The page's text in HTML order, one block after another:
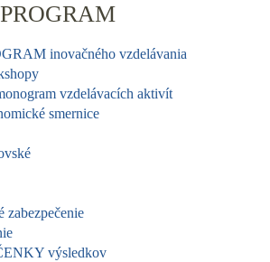
PROGRAM
inovačného vzdelávania
vzdelávacích aktivít
smernice
zabezpečenie
výsledkov